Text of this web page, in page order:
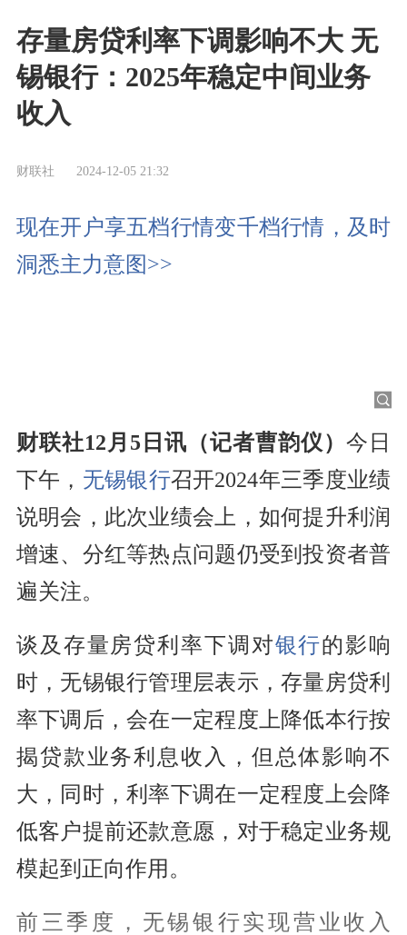
存量房贷利率下调影响不大 无
锡银行：2025年稳定中间业务
收入
财联社 2024-12-05 21:32
现在开户享五档行情变千档行情，及时
洞悉主力意图>>
财联社12月5日讯（记者曹韵仪）今日
下午， 无锡银行召开2024年三季度业绩
说明会，此次业绩会上，如何提升利润
增速、分红等热点问题仍受到投资者普
遍关注。
谈及存量房贷利率下调对银行的影响
时，无锡银行管理层表示，存量房贷利
率下调后，会在一定程度上降低本行按
揭贷款业务利息收入，但总体影响不
大，同时，利率下调在一定程度上会降
低客户提前还款意愿，对于稳定业务规
模起到正向作用。
前三季度，无锡银行实现营业收入